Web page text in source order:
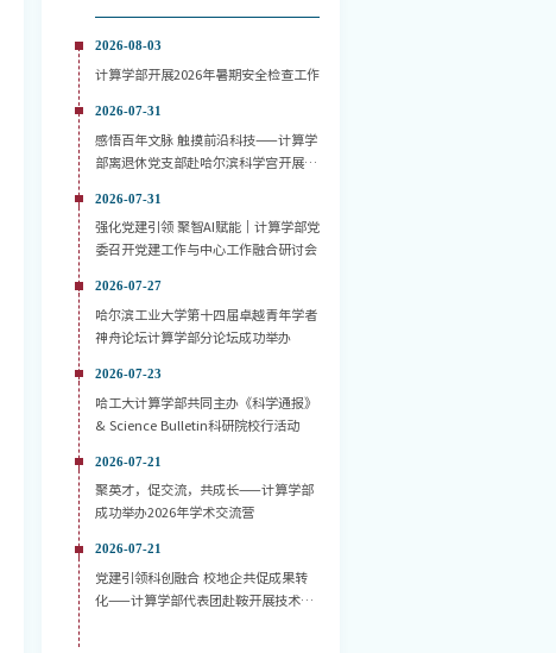
2026-08-03
计算学部开展2026年暑期安全检查工作
2026-07-31
感悟百年文脉 触摸前沿科技——计算学
部离退休党支部赴哈尔滨科学宫开展主
2026-07-31
强化党建引领 聚智AI赋能｜计算学部党
委召开党建工作与中心工作融合研讨会
2026-07-27
哈尔滨工业大学第十四届卓越青年学者
神舟论坛计算学部分论坛成功举办
2026-07-23
哈工大计算学部共同主办《科学通报》
& Science Bulletin科研院校行活动
2026-07-21
聚英才，促交流，共成长——计算学部
成功举办2026年学术交流营
2026-07-21
党建引领科创融合 校地企共促成果转
化——计算学部代表团赴鞍开展技术对